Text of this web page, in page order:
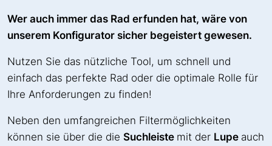
Wer auch immer das Rad erfunden hat, wäre von
unserem Konfigurator sicher begeistert gewesen.
Nutzen Sie das nützliche Tool, um schnell und
einfach das perfekte Rad oder die optimale Rolle für
Ihre Anforderungen zu finden!
Neben den umfangreichen Filtermöglichkeiten
können sie über die die Suchleiste mit der Lupe auch